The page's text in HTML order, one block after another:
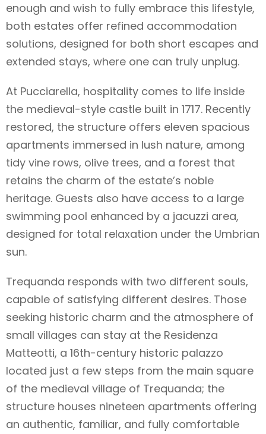
enough and wish to fully embrace this lifestyle,
both estates offer refined accommodation
solutions, designed for both short escapes and
extended stays, where one can truly unplug.
At Pucciarella, hospitality comes to life inside
the medieval-style castle built in 1717. Recently
restored, the structure offers eleven spacious
apartments immersed in lush nature, among
tidy vine rows, olive trees, and a forest that
retains the charm of the estate’s noble
heritage. Guests also have access to a large
swimming pool enhanced by a jacuzzi area,
designed for total relaxation under the Umbrian
sun.
Trequanda responds with two different souls,
capable of satisfying different desires. Those
seeking historic charm and the atmosphere of
small villages can stay at the Residenza
Matteotti, a 16th-century historic palazzo
located just a few steps from the main square
of the medieval village of Trequanda; the
structure houses nineteen apartments offering
an authentic, familiar, and fully comfortable